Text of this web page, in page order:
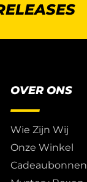
OVER ONS
Wie Zijn Wij
Onze Winkel
Cadeaubonnen